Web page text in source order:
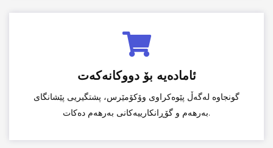
ئامادەیە بۆ دووکانەکەت
گونجاوە لەگەڵ پێوەکراوی وۆکۆمێرس، پشتگیریی پێشانگای
بەرهەم و گۆڕانکارییەکانی بەرهەم دەکات.